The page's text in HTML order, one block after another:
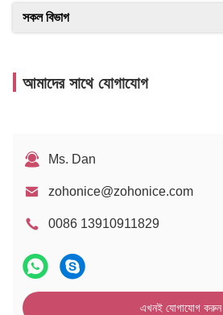
সকল বিভাগ
আমাদের সাথে যোগাযোগ
Ms. Dan
zohonice@zohonice.com
0086 13910911829
এখনই যোগাযোগ করুন